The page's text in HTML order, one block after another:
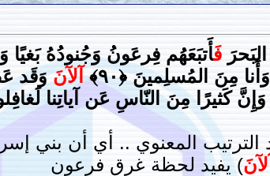
فَأَتبَعَهُم فِرعَونُ وَجُنودُهُ بَغيًا
مِنَ المُسلِمينَ ﴿٩٠﴾
آلآنَوَقَد
كَثيرًا مِنَ النّاسِ عَن آياتِنا لَغافِلونَ
الترتيب المعنوي .. أي أن بني
آلآنَ) يفيد لحظة غرق فرعون